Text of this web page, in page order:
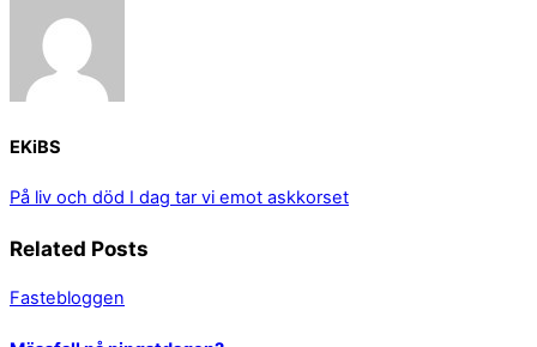
EKiBS
På liv och död I dag tar vi emot askkorset
Related Posts
Fastebloggen